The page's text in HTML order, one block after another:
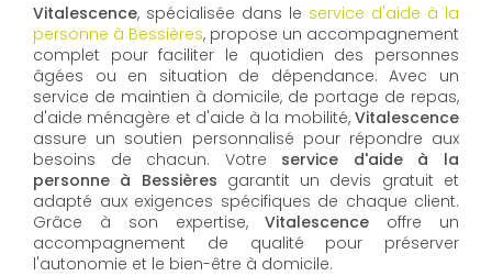
Vitalescence, spécialisée dans le service d'aide à la
personne à Bessières, propose un accompagnement
complet pour faciliter le quotidien des personnes
âgées ou en situation de dépendance. Avec un
service de maintien à domicile, de portage de repas,
d'aide ménagère et d'aide à la mobilité, Vitalescence
assure un soutien personnalisé pour répondre aux
besoins de chacun. Votre service d'aide à la
personne à Bessières garantit un devis gratuit et
adapté aux exigences spécifiques de chaque client.
Grâce à son expertise,Vitalescence offre un
accompagnement de qualité pour préserver
l'autonomie et le bien-être à domicile.